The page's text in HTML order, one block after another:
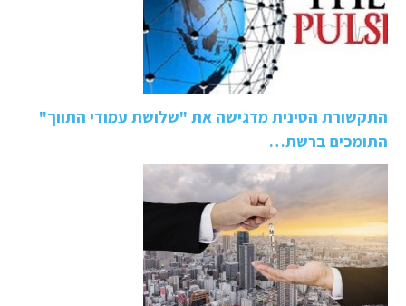
התקשורת הסינית מדגישה את "שלושת עמודי התווך"
התומכים ברשת…